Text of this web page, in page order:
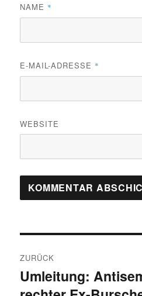
NAME *
E-MAIL-ADRESSE *
WEBSITE
ZURÜCK
Vorheriger
Beitrag:
Umleitung: